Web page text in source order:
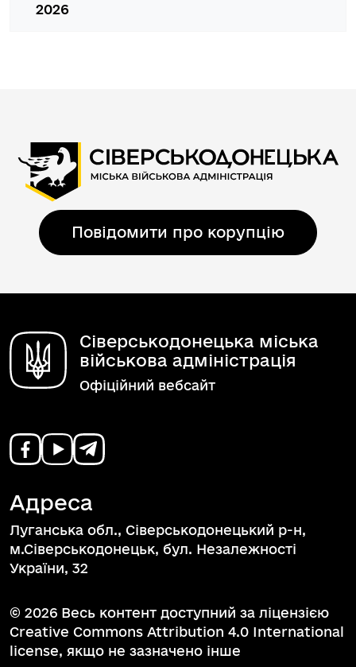
2026
Повідомити про корупцію
Сіверськодонецька міська
військова адміністрація
Офіційний вебсайт
Адреса
Луганська обл., Сіверськодонецький р-н,
м.Сіверськодонецьк, бул. Незалежності
України, 32
© 2026 Весь контент доступний за ліцензією
Creative Commons Attribution 4.0 International
license, якщо не зазначено інше